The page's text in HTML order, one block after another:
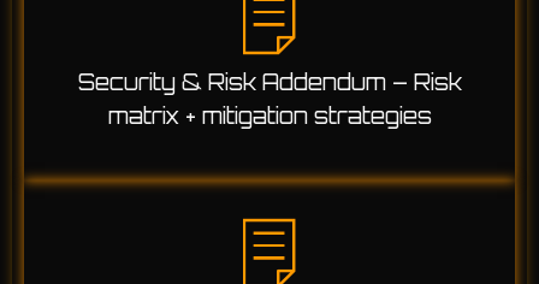
Security & Risk Addendum – Risk
matrix + mitigation strategies